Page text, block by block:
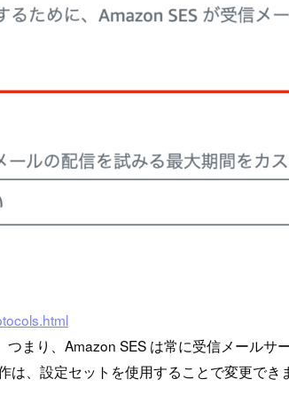
まり、Amazon SES は常に受信メール
、設定セットを使用することで変更でき